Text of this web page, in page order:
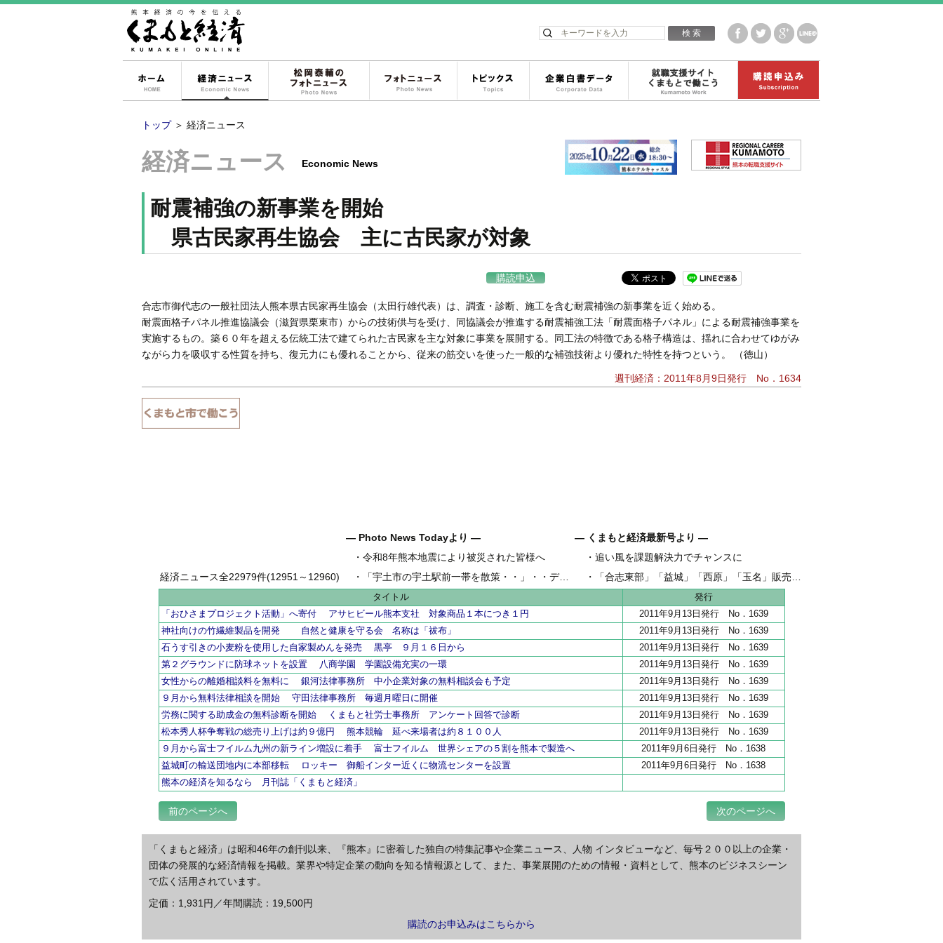
経済ニュース 企業白書データ
トップ ＞ 経済ニュース
経済ニュース Economic News
耐震補強の新事業を開始
県古民家再生協会 主に古民家が対象
購読申込
合志市御代志の一般社団法人熊本県古民家再生協会（太田行雄代表）は、調査・診断、施工を含む耐震補強の新事業を近く始める。
耐震面格子パネル推進協議会（滋賀県栗東市）からの技術供与を受け、同協議会が推進する耐震補強工法「耐震面格子パネル」による耐震補強事業を
実施するもの。築６０年を超える伝統工法で建てられた古民家を主な対象に事業を展開する。同工法の特徴である格子構造は、揺れに合わせてゆがみ
ながら力を吸収する性質を持ち、復元力にも優れることから、従来の筋交いを使った一般的な補強技術より優れた特性を持つという。 （徳山）
週刊経済：2011年8月9日発行 No．1634
― Photo News Todayより ―
・令和8年熊本地震により被災された皆様へ
・
「宇土市の宇土駅前一帯を散策・・」・・デジカメ松岡の昼散策
― くまもと経済最新号より ―
・追い風を課題解決力でチャンスに
県内地域金融 伴走支援強化し、新たな資金需要を開拓
・
「合志東部」「益城」「西原」「玉名」販売好調
県内工業団地 全206haうち65haが分譲開始
経済ニュース全22979件(12951～12960)
タイトル
発行
「おひさまプロジェクト活動」へ寄付 アサヒビール熊本支社 対象商品１本につき１円
2011年9月13日発行 No．1639
神社向けの竹繊維製品を開発 自然と健康を守る会 名称は「祓布」
2011年9月13日発行 No．1639
石うす引きの小麦粉を使用した自家製めんを発売 黒亭 ９月１６日から
2011年9月13日発行 No．1639
第２グラウンドに防球ネットを設置 八商学園 学園設備充実の一環
2011年9月13日発行 No．1639
女性からの離婚相談料を無料に 銀河法律事務所 中小企業対象の無料相談会も予定
2011年9月13日発行 No．1639
９月から無料法律相談を開始 守田法律事務所 毎週月曜日に開催
2011年9月13日発行 No．1639
労務に関する助成金の無料診断を開始 くまもと社労士事務所 アンケート回答で診断
2011年9月13日発行 No．1639
松本秀人杯争奪戦の総売り上げは約９億円 熊本競輪 延べ来場者は約８１００人
2011年9月13日発行 No．1639
９月から富士フイルム九州の新ライン増設に着手 富士フイルム 世界シェアの５割を熊本で製造へ
2011年9月6日発行 No．1638
益城町の輸送団地内に本部移転 ロッキー 御船インター近くに物流センターを設置
2011年9月6日発行 No．1638
熊本の経済を知るなら 月刊誌「くまもと経済」
前のページへ 次のページへ
「くまもと経済」は昭和46年の創刊以来、『熊本』に密着した独自の特集記事や企業ニュース、人物 インタビューなど、毎号２００以上の企業・
団体の発展的な経済情報を掲載。業界や特定企業の動向を知る情報源として、また、事業展開のための情報・資料として、熊本のビジネスシーン
で広く活用されています。
定価：1,931円／年間購読：19,500円
購読のお申込みはこちらから